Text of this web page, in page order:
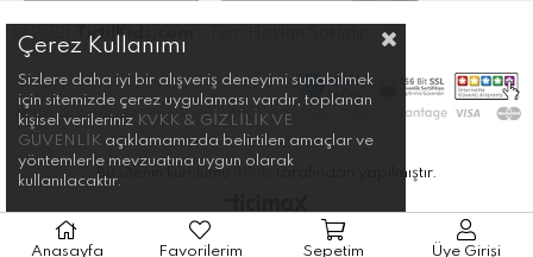
© 2021 TirtilKids.com
Bu sitenin kurulumu tarafından yapılmıştır.
Çerez Kullanımı
Sizlere daha iyi bir alışveriş deneyimi sunabilmek
için sitemizde çerez uygulaması vardır, toplanan
kişisel verileriniz KVKK & GİZLİLİK VE
GÜVENLİK açıklamamızda belirtilen amaçlar ve
yöntemlerle mevzuatına uygun olarak
kullanılacaktır.
Anasayfa Favorilerim Sepetim Üye Girişi